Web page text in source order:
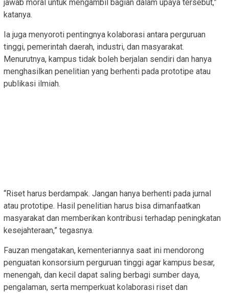
jawab moral untuk mengambil bagian dalam upaya tersebut,”
katanya.
Ia juga menyoroti pentingnya kolaborasi antara perguruan
tinggi, pemerintah daerah, industri, dan masyarakat.
Menurutnya, kampus tidak boleh berjalan sendiri dan hanya
menghasilkan penelitian yang berhenti pada prototipe atau
publikasi ilmiah.
“Riset harus berdampak. Jangan hanya berhenti pada jurnal
atau prototipe. Hasil penelitian harus bisa dimanfaatkan
masyarakat dan memberikan kontribusi terhadap peningkatan
kesejahteraan,” tegasnya.
Fauzan mengatakan, kementeriannya saat ini mendorong
penguatan konsorsium perguruan tinggi agar kampus besar,
menengah, dan kecil dapat saling berbagi sumber daya,
pengalaman, serta memperkuat kolaborasi riset dan